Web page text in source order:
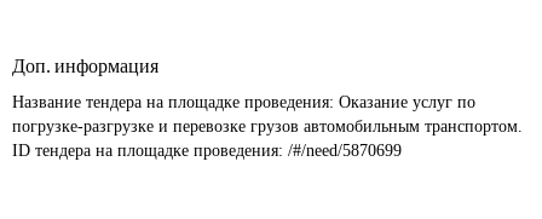
Доп. информация
Название тендера на площадке проведения: Оказание услуг по
погрузке-разгрузке и перевозке грузов автомобильным транспортом.
ID тендера на площадке проведения: /#/need/5870699